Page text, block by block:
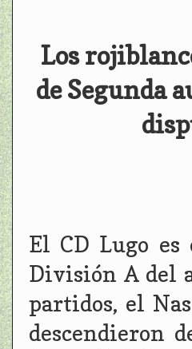
Los
de Segunda
El CD Lugo
División A del
partidos, el
descendieron